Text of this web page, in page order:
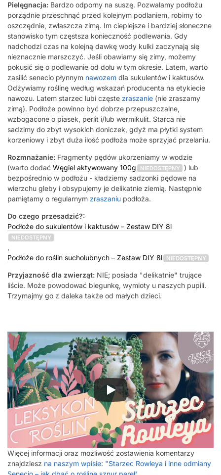
Pielęgnacja: Bardzo odporny na suszę. Pozwalamy podłożu
porządnie przeschnąć przed kolejnym podlaniem, robimy to
oszczędnie, zwłaszcza zimą. Im cieplejsze i bardziej słoneczne
stanowisko tym częstsza konieczność podlewania. Gdy
nadchodzi czas na kolejną dawkę wody kulki zaczynają się
nieznacznie marszczyć. Jeśli obawiamy się zimy, możemy
pokusić się o podlewanie od dołu w tym okresie. Latem, warto
zasilić senecio płynnym nawozem dla sukulentów i kaktusów.
Odżywiamy roślinę według wskazań producenta na etykiecie
nawozu. Latem starzec lubi częste zraszanie (nie zraszamy
zimą). Podłoże powinno być dobrze przepuszczalne,
wzbogacone o piasek, perlit i/lub wermikulit. Starca nie
sadzimy do zbyt wysokich doniczek, gdyż ma płytki system
korzeniowy i zbyt duża ilość podłoża może sprzyjać przelaniu.
Rozmnażanie: Fragmenty pędów ukorzeniamy w wodzie
(warto dodać Węgiel aktywowany 100g NIEDOSTĘPNY
) lub
bezpośrednio w podłożu - kładziemy sadzonki pędowe na
wierzchu gleby i obsypujemy je delikatnie ziemią. Następnie
pamiętamy o regularnym zraszaniu podłoża.
Do czego przesadzić?:
Podłoże do sukulentów i kaktusów – Zestaw DIY 8l
NIEDOSTĘPNY
,
Podłoże do roślin sucholubnych – Zestaw DIY 8l
NIEDOSTĘPNY
Przyjazność dla zwierząt: NIE; posiada "delikatnie" trujące
liście. Może powodować biegunkę, wymioty u naszych pupili.
Trzymajmy go z daleka także od małych dzieci.
Więcej informacji oraz możliwość zostawienia komentarzy
znajdziesz na naszym wpisie: "Starzec Rowleya i inne odmiany